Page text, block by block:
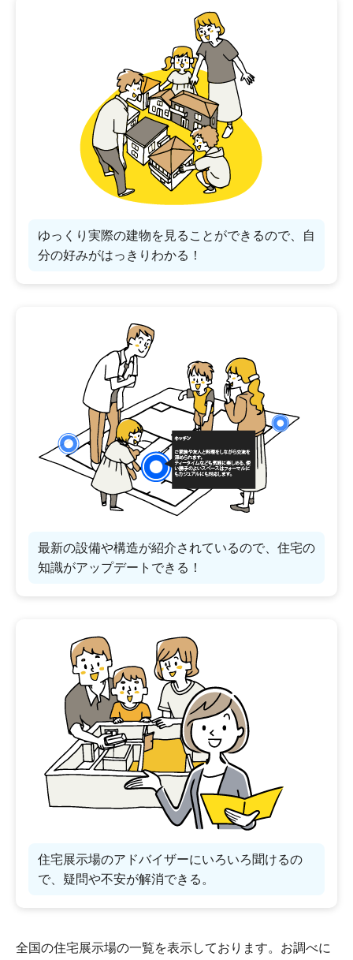
ゆっくり実際の建物を見ることができるので、自
分の好みがはっきりわかる！
最新の設備や構造が紹介されているので、住宅の
知識がアップデートできる！
住宅展示場のアドバイザーにいろいろ聞けるの
で、疑問や不安が解消できる。
全国の住宅展示場の一覧を表示しております。お調べに